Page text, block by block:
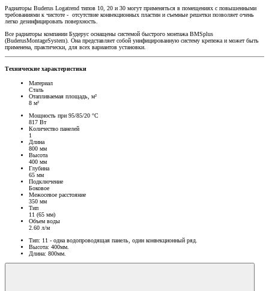
Радиаторы Buderus Logatrend типов 10, 20 и 30 могут применяться в помещениях с повышенными
требованиями к чистоте - отсутствие конвекционных пластин и съемные решетки позволяет очень
легко дезинфицировать поверхность.
Все радиаторы компании Будерус оснащены системой быстрого монтажа BMSplus
(BuderusMontageSystem). Она представляет собой унифицированную систему крепежа и может быть
применена, практически, для всех вариантов установки.
Технические характеристики
Материал
Сталь
Отапливаемая площадь, м²
8 м²
Мощность при 95/85/20 °C
817 Вт
Количество панелей
1
Длина
800 мм
Высота
400 мм
Глубина
65 мм
Подключение
Боковое
Межосевое расстояние
350 мм
Тип
11 (65 мм)
Объем воды
2.60 л/м
Тип: 11 - одна водопроводящая панель, один конвекционный ряд.
Высота: 400мм.
Длина: 800мм.